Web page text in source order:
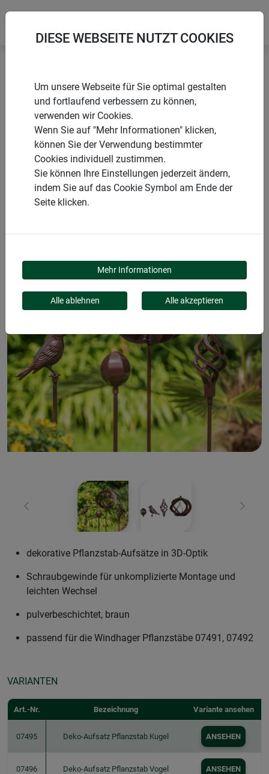
Startseite Rankgitter & Spaliere Dekoaufsatz 3D
PRODUKTE
DEKOAUFSATZ 3D
Zurück Weiter
dekorative Pflanzstab-Aufsätze in 3D-Optik
Schraubgewinde für unkomplizierte Montage und
leichten Wechsel
pulverbeschichtet, braun
passend für die Windhager Pflanzstäbe 07491, 07492
VARIANTEN
Art.-Nr. Bezeichnung Variante ansehen
07495 Deko-Aufsatz Pflanzstab Kugel ANSEHEN
07496 Deko-Aufsatz Pflanzstab Vogel ANSEHEN
DIESE WEBSEITE NUTZT COOKIES
Um unsere Webseite für Sie optimal gestalten
und fortlaufend verbessern zu können,
verwenden wir Cookies.
Wenn Sie auf "Mehr Informationen" klicken,
können Sie der Verwendung bestimmter
Cookies individuell zustimmen.
Sie können Ihre Einstellungen jederzeit ändern,
indem Sie auf das Cookie Symbol am Ende der
Seite klicken.
Mehr Informationen
Alle ablehnen Alle akzeptieren